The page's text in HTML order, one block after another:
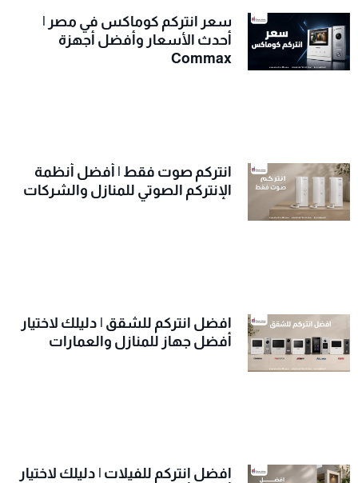
سعر انتركم كوماكس في مصر |
أحدث الأسعار وأفضل أجهزة
Commax
انتركم صوت فقط | أفضل أنظمة
الإنتركم الصوتي للمنازل والشركات
افضل انتركم للشقق | دليلك لاختيار
أفضل جهاز للمنازل والعمارات
افضل انتركم للفيلات | دليلك لاختيار